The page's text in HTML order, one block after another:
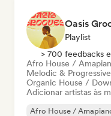
Oasis
Playlist
> 700 feedbacks
Afro House /
Melodic &
Organic House /
Adicionar artistas às
Afro House /